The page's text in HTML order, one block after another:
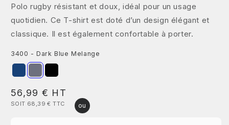
fenêtre
Polo rugby résistant et doux, idéal pour un usage
quotidien. Ce T-shirt est doté d’un design élégant et
classique. Il est également confortable à porter.
3400 - Dark Blue Melange
Prix
habituel
56,99 € HT
SOIT 68,39 €TTC